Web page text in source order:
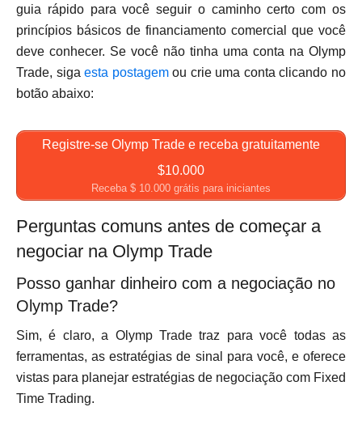
guia rápido para você seguir o caminho certo com os
princípios básicos de financiamento comercial que você
deve conhecer. Se você não tinha uma conta na Olymp
Trade, sigaesta postagemou crie uma conta clicando no
botão abaixo:
Registre-se Olymp Trade e receba gratuitamente
$10.000
Receba $ 10.000 grátis para iniciantes
Perguntas comuns antes de começar a
negociar na Olymp Trade
Posso ganhar dinheiro com a negociação no
Olymp Trade?
Sim, é claro, a Olymp Trade traz para você todas as
ferramentas, as estratégias de sinal para você, e oferece
vistas para planejar estratégias de negociação com Fixed
Time Trading.